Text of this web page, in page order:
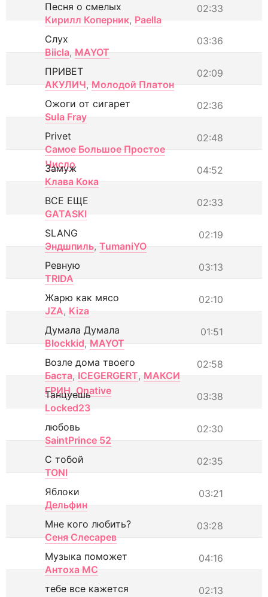
02:33
Песня о смелых
Кирилл Коперник, Paella
03:36
Слух
Biicla, MAYOT
02:09
ПРИВЕТ
АКУЛИЧ, Молодой Платон
02:36
Ожоги от сигарет
Sula Fray
02:48
Privet
Самое Большое Простое
Число
04:52
Замуж
Клава Кока
02:33
ВСЕ ЕЩЕ
GATASKI
02:19
SLANG
Эндшпиль, TumaniYO
03:13
Ревную
TRIDA
02:10
Жарю как мясо
JZA, Kiza
01:51
Думала Думала
Blockkid, MAYOT
02:58
Возле дома твоего
Баста, ICEGERGERT, МАКСИ
ГРИН, Onative 03:38
Танцуешь
Locked23
02:30
любовь
SaintPrince 52
02:35
С тобой
TONI
03:21
Яблоки
Дельфин
03:28
Мне кого любить?
Сеня Слесарев
04:16
Музыка поможет
Антоха МС
02:13
тебе все кажется